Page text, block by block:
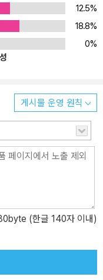
고, 내용 중에서 현재와
한지 고민해 보기 바랍
는 필독서로 자리 잡고
현실에서 <역지사지 생
는 좋은 참고서라 하겠
만으로도 아이들은 토
경 논쟁》
등의 주제로 끊임없이 제
논쟁 4권 《양극
전 분야에 걸쳐서 나타
12.5%
18.8%
0%
게시물 운영 원칙
(한글 140자 이내)